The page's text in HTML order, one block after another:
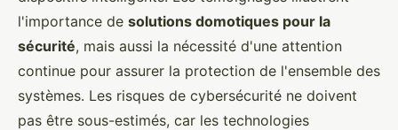
l'importance de solutions domotiques pour la
sécurité, mais aussi la nécessité d'une attention
continue pour assurer la protection de l'ensemble des
systèmes. Les risques de cybersécurité ne doivent
pas être sous-estimés, car les technologies